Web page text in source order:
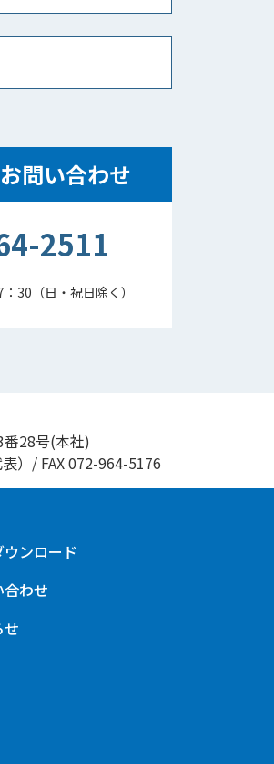
問い合わせ
2511
30（日・祝日除く）
28号(本社)
表）/ FAX 072-964-5176
ンロード
合わせ
せ